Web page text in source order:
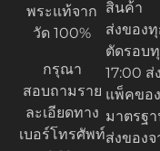
พระแท้จาก
วัด 100%
กรุณา
สอบถามราย
ละเอียดทาง
เบอร์โทรศัพท์
สินค้า
ส่งของ
ตัดรอบ
17:00 ส่
แพ็คขอ
มาตรฐ
ส่งของจ